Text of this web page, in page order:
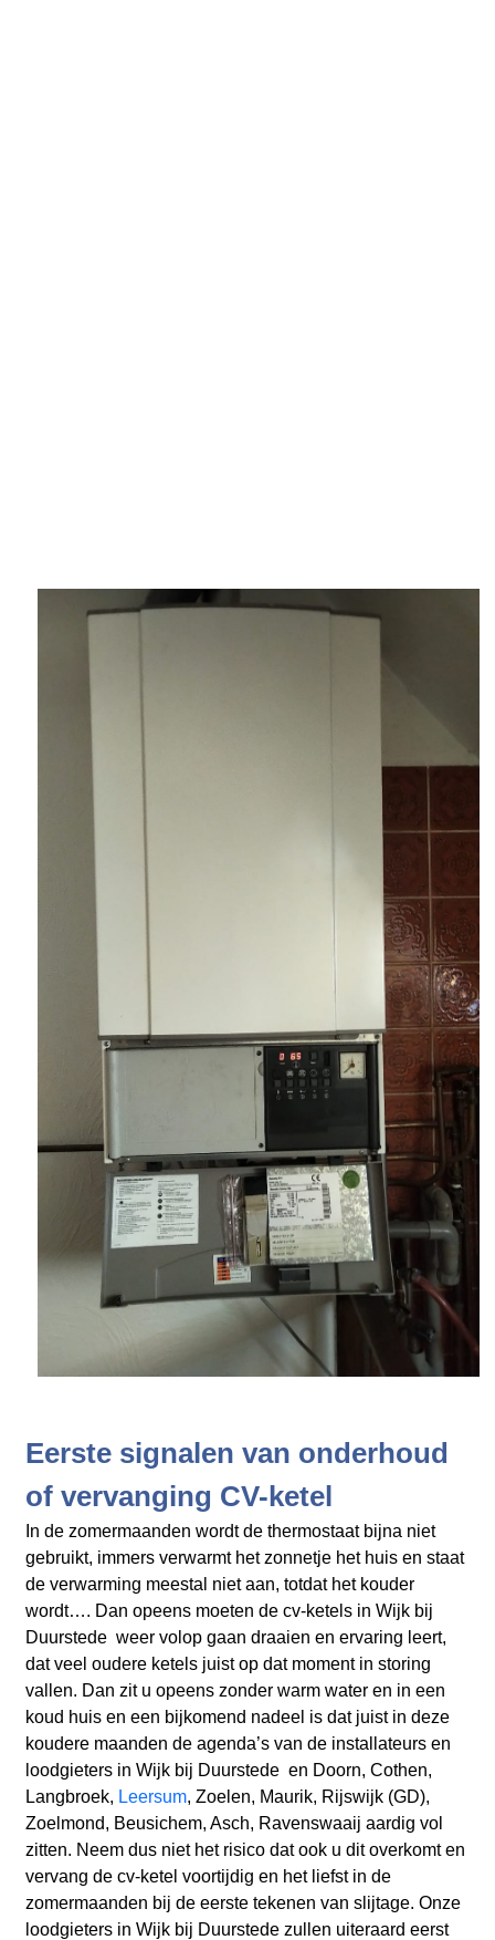
Eerste signalen van onderhoud
of vervanging CV-ketel
In de zomermaanden wordt de thermostaat bijna niet
gebruikt, immers verwarmt het zonnetje het huis en staat
de verwarming meestal niet aan, totdat het kouder
wordt…. Dan opeens moeten de cv-ketels in Wijk bij
Duurstede weer volop gaan draaien en ervaring leert,
dat veel oudere ketels juist op dat moment in storing
vallen. Dan zit u opeens zonder warm water en in een
koud huis en een bijkomend nadeel is dat juist in deze
koudere maanden de agenda’s van de installateurs en
loodgieters in Wijk bij Duurstede en Doorn, Cothen,
Langbroek, Leersum, Zoelen, Maurik, Rijswijk (GD),
Zoelmond, Beusichem, Asch, Ravenswaaij aardig vol
zitten. Neem dus niet het risico dat ook u dit overkomt en
vervang de cv-ketel voortijdig en het liefst in de
zomermaanden bij de eerste tekenen van slijtage. Onze
loodgieters in Wijk bij Duurstede zullen uiteraard eerst